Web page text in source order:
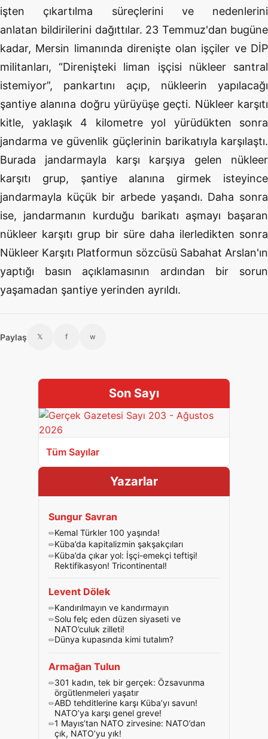
işten çıkartılma süreçlerini ve nedenlerini
anlatan bildirilerini dağıttılar. 23 Temmuz'dan bugüne
kadar, Mersin limanında direnişte olan işçiler ve DİP
militanları, “Direnişteki liman işçisi nükleer santral
istemiyor”, pankartını açıp, nükleerin yapılacağı
şantiye alanına doğru yürüyüşe geçti. Nükleer karşıtı
kitle, yaklaşık 4 kilometreyol yürüdükten sonra
jandarma ve güvenlik güçlerinin barikatıyla karşılaştı.
Burada jandarmayla karşı karşıya gelen nükleer
karşıtı grup, şantiye alanına girmek isteyince
jandarmayla küçük bir arbede yaşandı. Daha sonra
ise, jandarmanın kurduğu barikatı aşmayı başaran
nükleer karşıtı grup bir süre daha ilerledikten sonra
Nükleer Karşıtı Platformun sözcüsü Sabahat Arslan'ın
yaptığı basın açıklamasının ardından bir sorun
yaşamadan şantiye yerinden ayrıldı.
Paylaş 𝕏 f w
Son Sayı
Tüm Sayılar
Yazarlar
Sungur Savran
Kemal Türkler 100 yaşında!
Küba’da kapitalizmin şakşakçıları
Küba’da çıkar yol: İşçi-emekçi teftişi!
Rektifikasyon! Tricontinental!
Levent Dölek
Kandırılmayın ve kandırmayın
Solu felç eden düzen siyaseti ve
NATO’culuk zilleti!
Dünya kupasında kimi tutalım?
Armağan Tulun
301 kadın, tek bir gerçek: Özsavunma
örgütlenmeleri yaşatır
ABD tehditlerine karşı Küba’yı savun!
NATO’ya karşı genel greve!
1 Mayıs’tan NATO zirvesine: NATO’dan
çık, NATO’yu yık!